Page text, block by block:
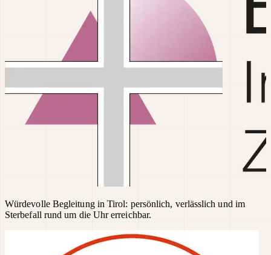
Würdevolle Begleitung in Tirol: persönlich, verlässlich und im
Sterbefall rund um die Uhr erreichbar.